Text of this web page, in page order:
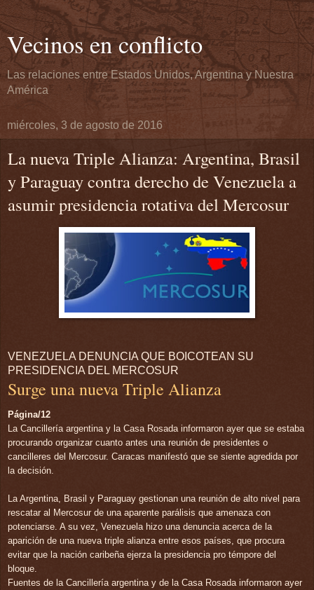
Vecinos en conflicto
Las relaciones entre Estados Unidos, Argentina y Nuestra
América
miércoles, 3 de agosto de 2016
La nueva Triple Alianza: Argentina, Brasil
y Paraguay contra derecho de Venezuela a
asumir presidencia rotativa del Mercosur
VENEZUELA DENUNCIA QUE BOICOTEAN SU
PRESIDENCIA DEL MERCOSUR
Surge una nueva Triple Alianza
Página/12
La Cancillería argentina y la Casa Rosada informaron ayer que se estaba
procurando organizar cuanto antes una reunión de presidentes o
cancilleres del Mercosur. Caracas manifestó que se siente agredida por
la decisión.
La Argentina, Brasil y Paraguay gestionan una reunión de alto nivel para
rescatar al Mercosur de una aparente parálisis que amenaza con
potenciarse. A su vez, Venezuela hizo una denuncia acerca de la
aparición de una nueva triple alianza entre esos países, que procura
evitar que la nación caribeña ejerza la presidencia pro témpore del
bloque.
Fuentes de la Cancillería argentina y de la Casa Rosada informaron ayer